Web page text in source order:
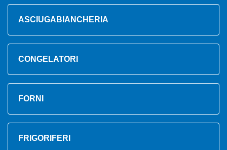
ASCIUGABIANCHERIA
CONGELATORI
FORNI
FRIGORIFERI